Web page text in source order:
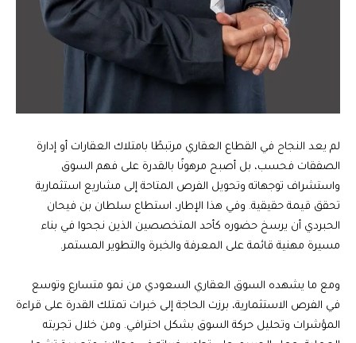
لم يعد النجاح في القطاع العقاري مرتبطًا بامتلاك العقارات أو إدارة
الصفقات فحسب، بل أصبح مرهونًا بالقدرة على فهم السوق
واستشراف توجهاته وتحويل الفرص المتاحة إلى مشاريع استثمارية
تحقق قيمة حقيقية. وفي هذا الإطار، استطاع سلطان بن فيحان
الحبردي أن يرسخ حضوره كأحد المتخصصين الذين نجحوا في بناء
مسيرة مهنية قائمة على المعرفة والخبرة والتطوير المستمر.
ومع ما يشهده السوق العقاري السعودي من نمو متسارع وتوسع
في الفرص الاستثمارية، برزت الحاجة إلى خبرات تمتلك القدرة على قراءة
المؤشرات وتحليل حركة السوق بشكل احترافي. ومن خلال تجربته